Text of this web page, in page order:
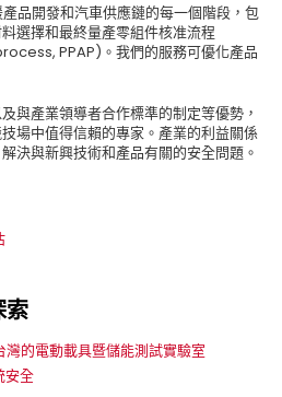
品開發和汽車供應鏈的每一個階段，包
選擇和最終量產零組件核准流程
PPAP)。我們的服務可優化產品
與產業領導者合作標準的制定等優勢，
場中值得信賴的專家。產業的利益關係
決與新興技術和產品有關的安全問題。
的電動載具暨儲能測試實驗室
安全